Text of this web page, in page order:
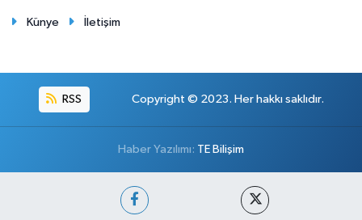
Künye İletişim
RSS Copyright © 2023. Her hakkı saklıdır.
Haber Yazılımı: TE Bilişim